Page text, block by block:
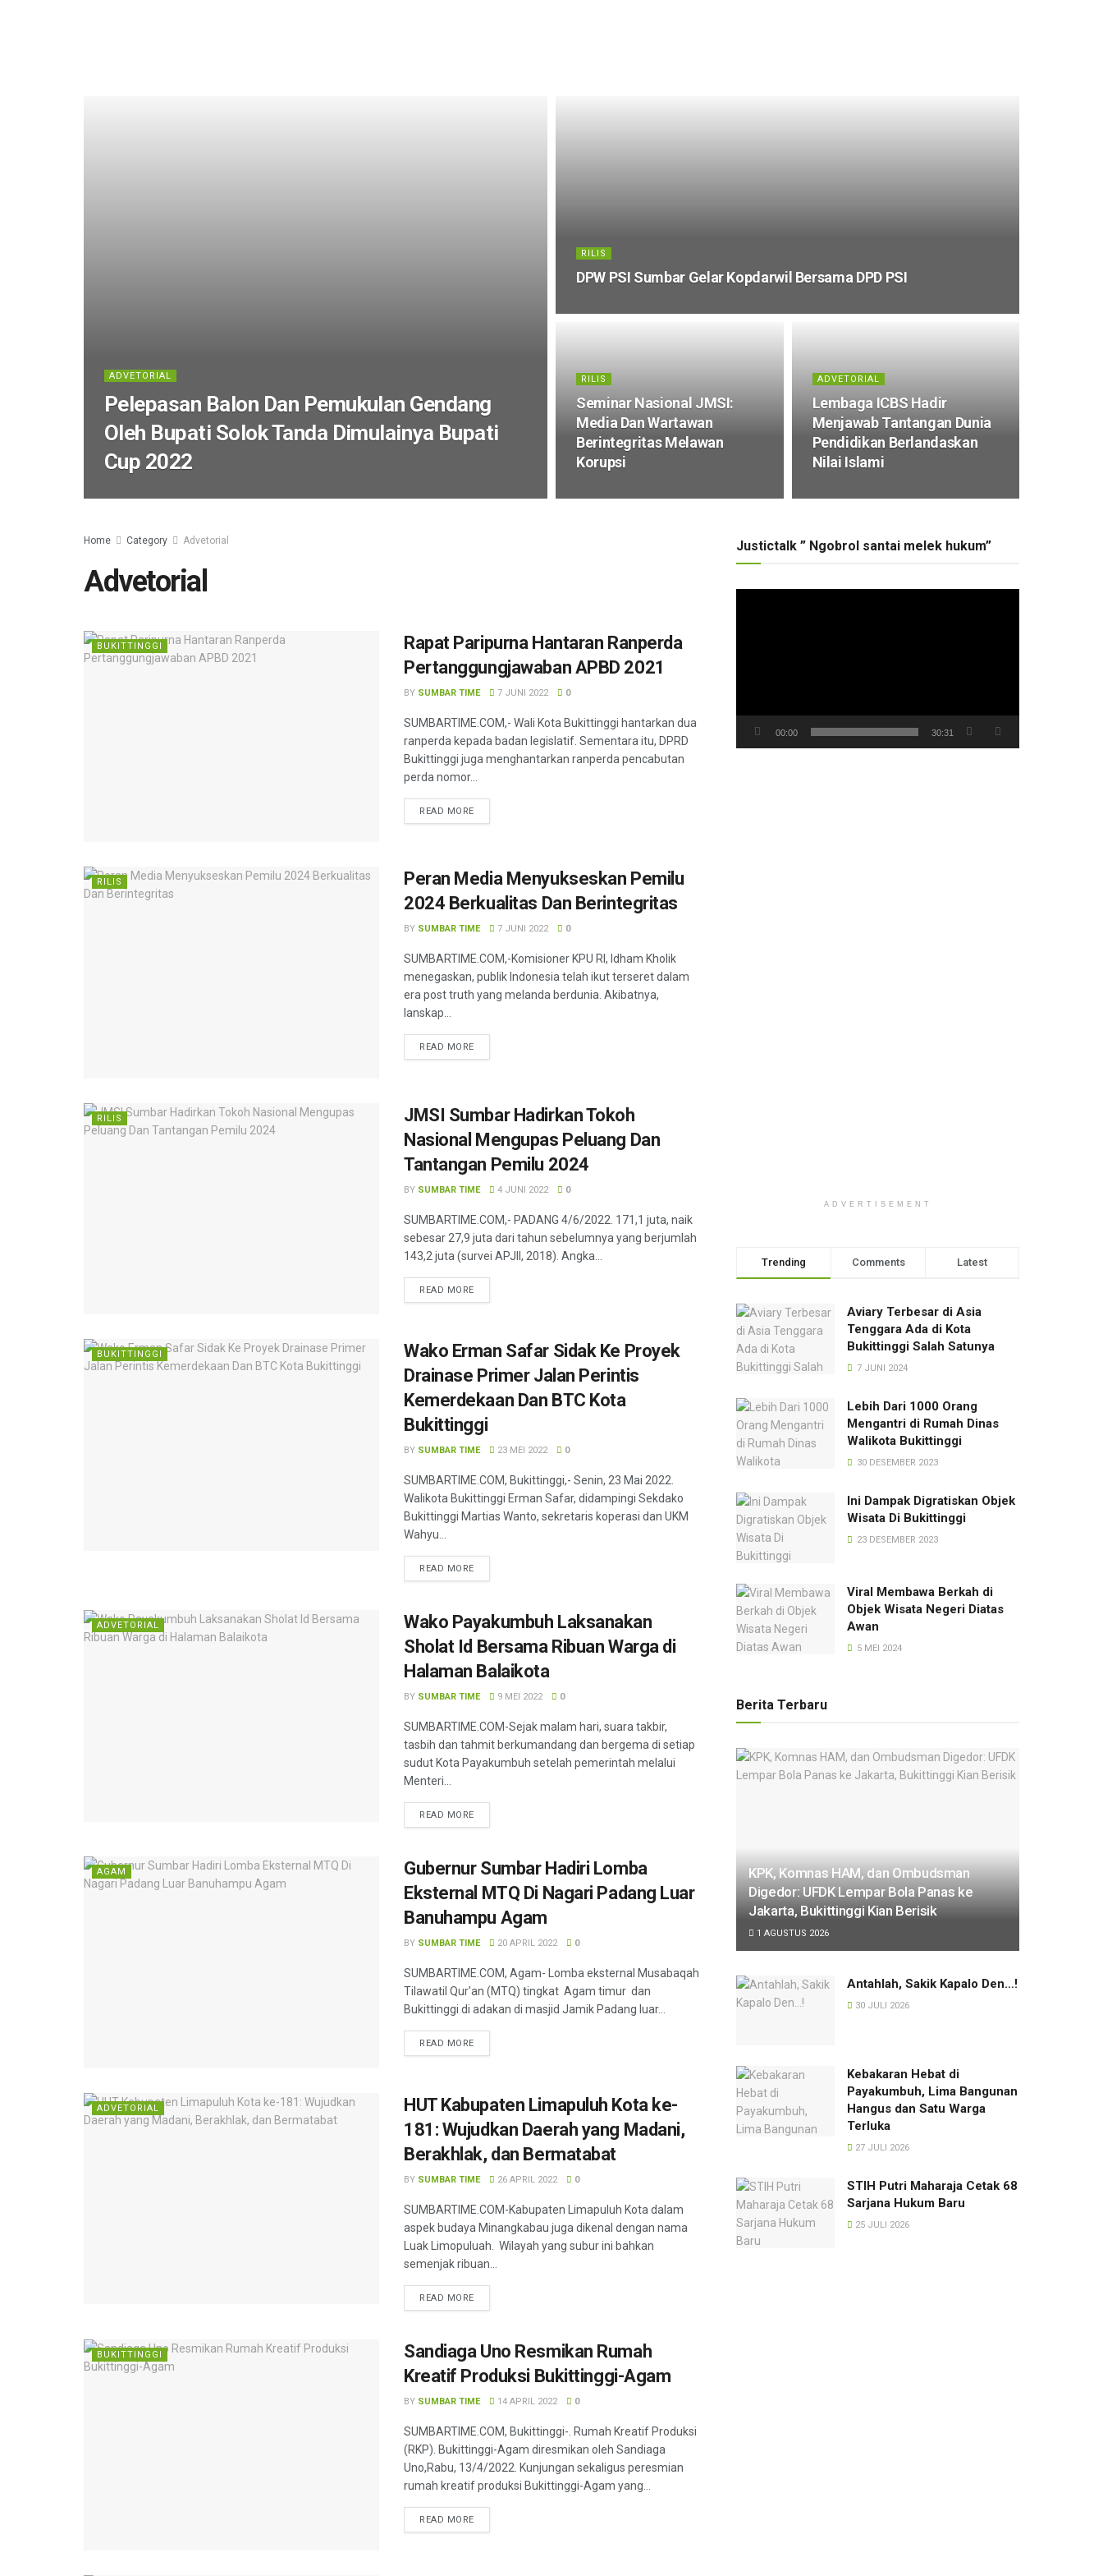
ADVETORIAL
Pelepasan Balon Dan Pemukulan Gendang
Oleh Bupati Solok Tanda Dimulainya Bupati
Cup 2022
RILIS
DPW PSI Sumbar Gelar Kopdarwil Bersama DPD PSI
RILIS
Seminar Nasional JMSI:
Media Dan Wartawan
Berintegritas Melawan
Korupsi
ADVETORIAL
Lembaga ICBS Hadir
Menjawab Tantangan Dunia
Pendidikan Berlandaskan
Nilai Islami
Home Category Advetorial
Advetorial
BUKITTINGGI
Rapat Paripurna Hantaran Ranperda
Pertanggungjawaban APBD 2021
BY SUMBAR TIME 7 JUNI 2022 0
SUMBARTIME.COM,- Wali Kota Bukittinggi hantarkan dua
ranperda kepada badan legislatif. Sementara itu, DPRD
Bukittinggi juga menghantarkan ranperda pencabutan
perda nomor...
READ MORE
RILIS
Peran Media Menyukseskan Pemilu
2024 Berkualitas Dan Berintegritas
BY SUMBAR TIME 7 JUNI 2022 0
SUMBARTIME.COM,-Komisioner KPU RI, Idham Kholik
menegaskan, publik Indonesia telah ikut terseret dalam
era post truth yang melanda berdunia. Akibatnya,
lanskap...
READ MORE
RILIS
JMSI Sumbar Hadirkan Tokoh
Nasional Mengupas Peluang Dan
Tantangan Pemilu 2024
BY SUMBAR TIME 4 JUNI 2022 0
SUMBARTIME.COM,- PADANG 4/6/2022. 171,1 juta, naik
sebesar 27,9 juta dari tahun sebelumnya yang berjumlah
143,2 juta (survei APJII, 2018). Angka...
READ MORE
BUKITTINGGI
Wako Erman Safar Sidak Ke Proyek
Drainase Primer Jalan Perintis
Kemerdekaan Dan BTC Kota
Bukittinggi
BY SUMBAR TIME 23 MEI 2022 0
SUMBARTIME.COM, Bukittinggi,- Senin, 23 Mai 2022.
Walikota Bukittinggi Erman Safar, didampingi Sekdako
Bukittinggi Martias Wanto, sekretaris koperasi dan UKM
Wahyu...
READ MORE
ADVETORIAL
Wako Payakumbuh Laksanakan
Sholat Id Bersama Ribuan Warga di
Halaman Balaikota
BY SUMBAR TIME 9 MEI 2022 0
SUMBARTIME.COM-Sejak malam hari, suara takbir,
tasbih dan tahmit berkumandang dan bergema di setiap
sudut Kota Payakumbuh setelah pemerintah melalui
Menteri...
READ MORE
AGAM
Gubernur Sumbar Hadiri Lomba
Eksternal MTQ Di Nagari Padang Luar
Banuhampu Agam
BY SUMBAR TIME 20 APRIL 2022 0
SUMBARTIME.COM, Agam- Lomba eksternal Musabaqah
Tilawatil Qur'an (MTQ) tingkat Agam timur dan
Bukittinggi di adakan di masjid Jamik Padang luar...
READ MORE
ADVETORIAL
HUT Kabupaten Limapuluh Kota ke-
181: Wujudkan Daerah yang Madani,
Berakhlak, dan Bermatabat
BY SUMBAR TIME 26 APRIL 2022 0
SUMBARTIME.COM-Kabupaten Limapuluh Kota dalam
aspek budaya Minangkabau juga dikenal dengan nama
Luak Limopuluah. Wilayah yang subur ini bahkan
semenjak ribuan...
READ MORE
BUKITTINGGI
Sandiaga Uno Resmikan Rumah
Kreatif Produksi Bukittinggi-Agam
BY SUMBAR TIME 14 APRIL 2022 0
SUMBARTIME.COM, Bukittinggi-. Rumah Kreatif Produksi
(RKP). Bukittinggi-Agam diresmikan oleh Sandiaga
Uno,Rabu, 13/4/2022. Kunjungan sekaligus peresmian
rumah kreatif produksi Bukittinggi-Agam yang...
READ MORE
Justictalk ” Ngobrol santai melek hukum”
00:00 30:31
ADVERTISEMENT
Trending Comments Latest
Aviary Terbesar di Asia
Tenggara Ada di Kota
Bukittinggi Salah Satunya
7 JUNI 2024
Lebih Dari 1000 Orang
Mengantri di Rumah Dinas
Walikota Bukittinggi
30 DESEMBER 2023
Ini Dampak Digratiskan Objek
Wisata Di Bukittinggi
23 DESEMBER 2023
Viral Membawa Berkah di
Objek Wisata Negeri Diatas
Awan
5 MEI 2024
Berita Terbaru
KPK, Komnas HAM, dan Ombudsman
Digedor: UFDK Lempar Bola Panas ke
Jakarta, Bukittinggi Kian Berisik
1 AGUSTUS 2026
Antahlah, Sakik Kapalo Den…!
30 JULI 2026
Kebakaran Hebat di
Payakumbuh, Lima Bangunan
Hangus dan Satu Warga
Terluka
27 JULI 2026
STIH Putri Maharaja Cetak 68
Sarjana Hukum Baru
25 JULI 2026